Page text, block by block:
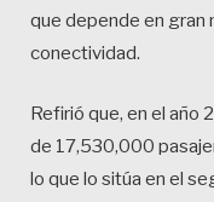
que depende en gran
conectividad.
Refirió que, en el año
de 17,530,000
lo que lo sitúa en el